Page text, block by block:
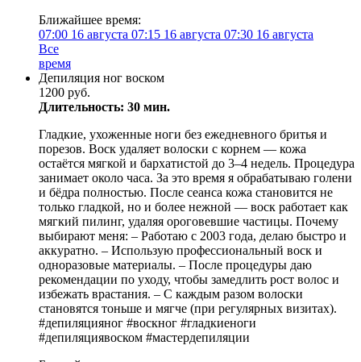
Ближайшее время:
07:00 16 августа 07:15 16 августа 07:30 16 августа
Все
время
Депиляция ног воском
1200 руб.
Длительность: 30 мин.
Гладкие, ухоженные ноги без ежедневного бритья и
порезов. Воск удаляет волоски с корнем — кожа
остаётся мягкой и бархатистой до 3–4 недель. Процедура
занимает около часа. За это время я обрабатываю голени
и бёдра полностью. После сеанса кожа становится не
только гладкой, но и более нежной — воск работает как
мягкий пилинг, удаляя ороговевшие частицы. Почему
выбирают меня: – Работаю с 2003 года, делаю быстро и
аккуратно. – Использую профессиональный воск и
одноразовые материалы. – После процедуры даю
рекомендации по уходу, чтобы замедлить рост волос и
избежать врастания. – С каждым разом волоски
становятся тоньше и мягче (при регулярных визитах).
#депиляцияног #воскног #гладкиеноги
#депиляциявоском #мастердепиляции